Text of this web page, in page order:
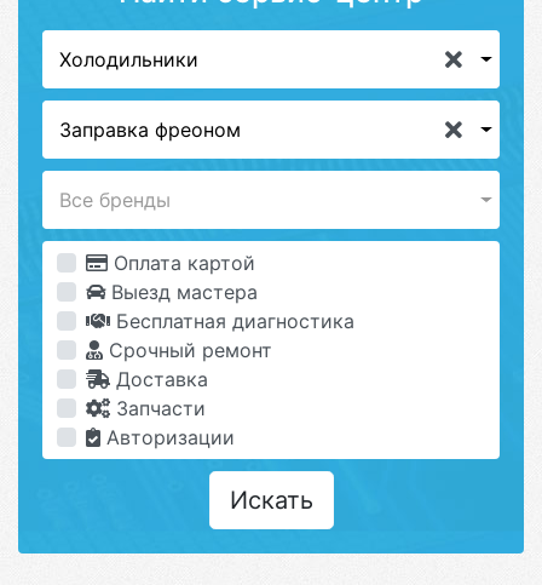
Холодильники
Заправка фреоном
Все бренды
Оплата картой
Выезд мастера
Бесплатная диагностика
Срочный ремонт
Доставка
Запчасти
Авторизации
Искать